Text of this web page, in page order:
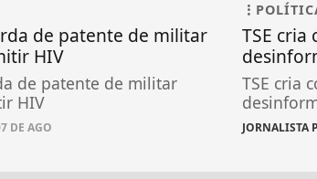
de patente de militar
HIV
de patente de militar
HIV
DE AGO
TSE
TSE cria
JORNALISTA